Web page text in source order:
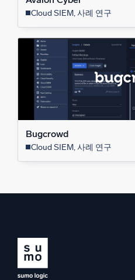
Cloud SIEM, 사례 연구
Bugcrowd
Cloud SIEM, 사례 연구